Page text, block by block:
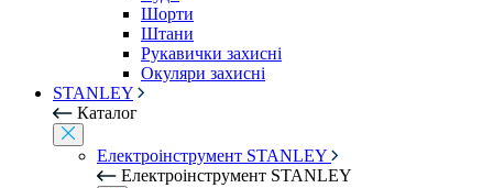
Шорти
Штани
Рукавички захисні
Окуляри захисні
STANLEY
Каталог
Електроінструмент STANLEY
Електроінструмент STANLEY